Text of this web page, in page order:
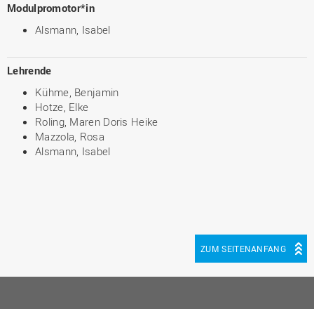
Modulpromotor*in
Alsmann, Isabel
Lehrende
Kühme, Benjamin
Hotze, Elke
Roling, Maren Doris Heike
Mazzola, Rosa
Alsmann, Isabel
ZUM SEITENANFANG